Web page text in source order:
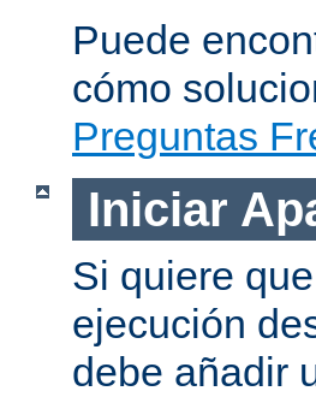
Puede
cómo
Preguntas
Iniciar
Si quiere
ejecución
debe añadir